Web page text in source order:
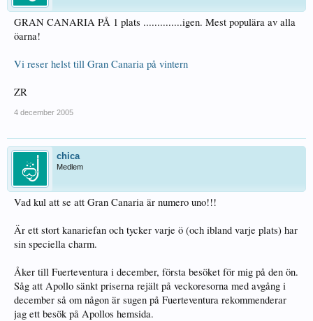
GRAN CANARIA PÅ 1 plats ..............igen. Mest populära av alla
öarna!
Vi reser helst till Gran Canaria på vintern
ZR
4 december 2005
chica
Medlem
Vad kul att se att Gran Canaria är numero uno!!!
Är ett stort kanariefan och tycker varje ö (och ibland varje plats) har
sin speciella charm.
Åker till Fuerteventura i december, första besöket för mig på den ön.
Såg att Apollo sänkt priserna rejält på veckoresorna med avgång i
december så om någon är sugen på Fuerteventura rekommenderar
jag ett besök på Apollos hemsida.